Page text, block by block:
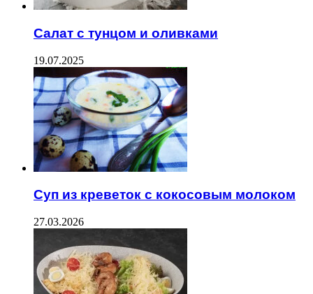
Салат с тунцом и оливками
19.07.2025
Суп из креветок с кокосовым молоком
27.03.2026